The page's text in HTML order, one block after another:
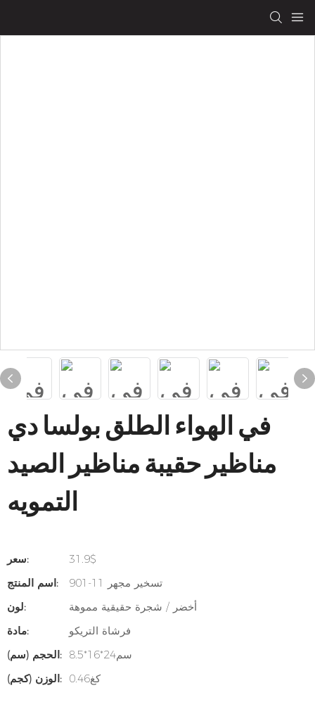
في الهواء الطلق بولسا دي
مناظير حقيبة مناظير الصيد
التمويه
سعر:
31.9$
اسم المنتج:
901-11 تسخير مجهر
لون:
أخضر / شجرة حقيقية مموهة
مادة:
فرشاة التريكو
الحجم (سم):
سم24*16*8.5
الوزن (كجم):
كغ0.46